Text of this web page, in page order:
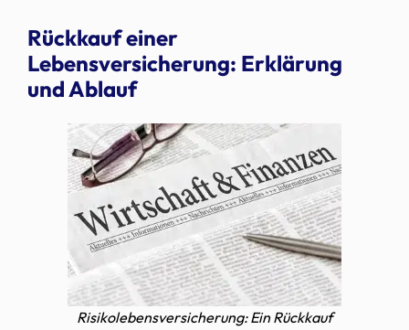
Rückkauf einer
Lebensversicherung: Erklärung
und Ablauf
Risikolebensversicherung: Ein Rückkauf